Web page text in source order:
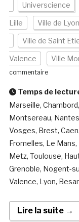
Universcience
Lille Ville de Lyon
Ville de Saint
Valence Ville
commentaire
Temps de
Marseille,
Montsereau,
Vosges, Brest,
Fromelles, Le Mans,
Metz, Toulouse,
Grenoble, Nogent-
Valence, Lyon,
Lire la suite →